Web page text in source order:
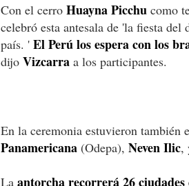
Con el cerro Huayna Picchu como
celebró esta antesala de 'la fiesta
país. ' El Perú los espera con los
dijo Vizcarra a los participantes.
En la ceremonia estuvieron también
Panamericana (Odepa), Neven Ilic,
La antorcha recorrerá 26